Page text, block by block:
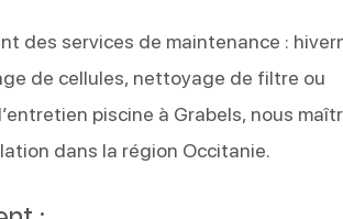
des services de maintenance :
de cellules, nettoyage de filtre ou
piscine à Grabels, nous
dans la région Occitanie.